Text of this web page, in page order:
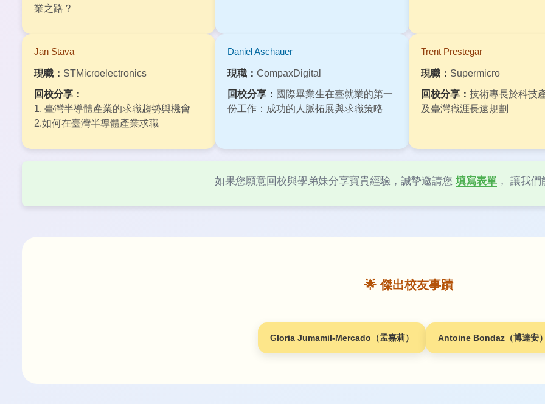
業之路？
Jan Stava
現職： STMicroelectronics
回校分享：
1. 臺灣半導體產業的求職趨勢與機會
2.如何在臺灣半導體產業求職
Daniel Aschauer
現職： CompaxDigital
回校分享： 國際畢業生在臺就業的第一
份工作：成功的人脈拓展與求職策略
Trent Prestegar
現職： Supermicro
回校分享： 技術專長於科技
及臺灣職涯長遠規劃
如果您願意回校與學弟妹分享寶貴經驗，誠摯邀請您 填寫表單， 讓我們
🌟 傑出校友事蹟
Gloria Jumamil-Mercado（孟嘉莉） Antoine Bondaz（博達安